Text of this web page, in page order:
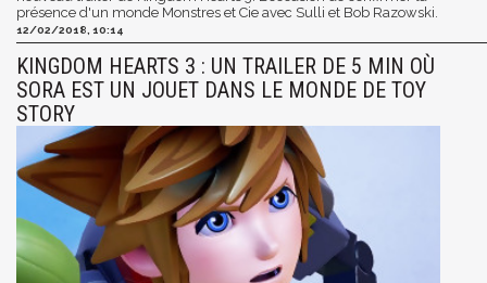
présence d'un monde Monstres et Cie avec Sulli et Bob Razowski.
12/02/2018, 10:14
KINGDOM HEARTS 3 : UN TRAILER DE 5 MIN OÙ
SORA EST UN JOUET DANS LE MONDE DE TOY
STORY